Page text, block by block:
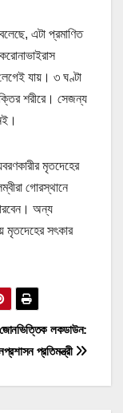
এটা প্রমাণিত
যায়। ৩ ঘণ্টা
শরীরে। সেজন্য
মৃতদেহের
গোরস্থানে
অন্য
মৃতদেহের সৎকার
জোনভিত্তিক লকডাউন:
প্রতিমন্ত্রী